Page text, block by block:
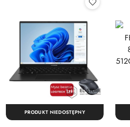
PRODUKT NIEDOSTĘPNY